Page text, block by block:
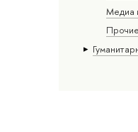
Медиа